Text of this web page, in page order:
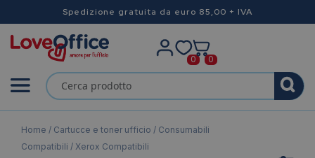
Spedizione gratuita da euro 85,00 + IVA
0 0
Home / Cartucce e toner ufficio / Consumabili
Compatibili / Xerox Compatibili